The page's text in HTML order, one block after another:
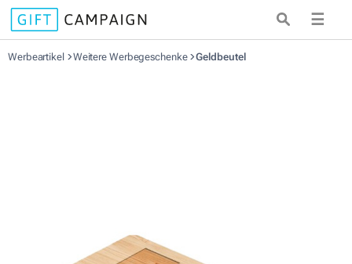
☰
Werbeartikel Weitere Werbegeschenke Geldbeutel